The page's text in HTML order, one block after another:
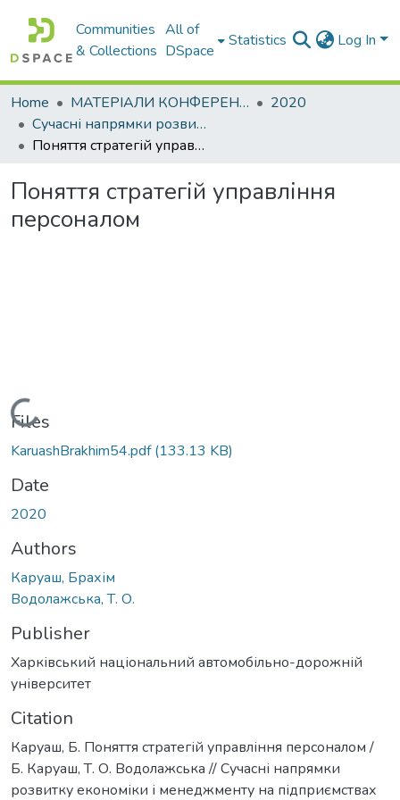
Communities
& Collections
All of
DSpace
Statistics Log In
Home МАТЕРІАЛИ КОНФЕРЕНЦІЙ
2020
Сучасні напрямки розвитку економіки і менеджменту на підприємствах України
Поняття стратегій управління персоналом
Поняття стратегій управління
персоналом
Loading...
Files
KaruashBrakhim54.pdf(133.13 KB)
Date
2020
Authors
Каруаш, Брахім
Водолажська, Т. О.
Publisher
Харківський національний автомобільно-дорожній
університет
Citation
Каруаш, Б. Поняття стратегій управління персоналом /
Б. Каруаш, Т. О. Водолажська // Сучасні напрямки
розвитку економіки і менеджменту на підприємствах